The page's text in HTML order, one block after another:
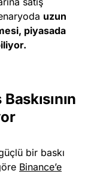
uzun
piyasada
bir baskı
Binance’e